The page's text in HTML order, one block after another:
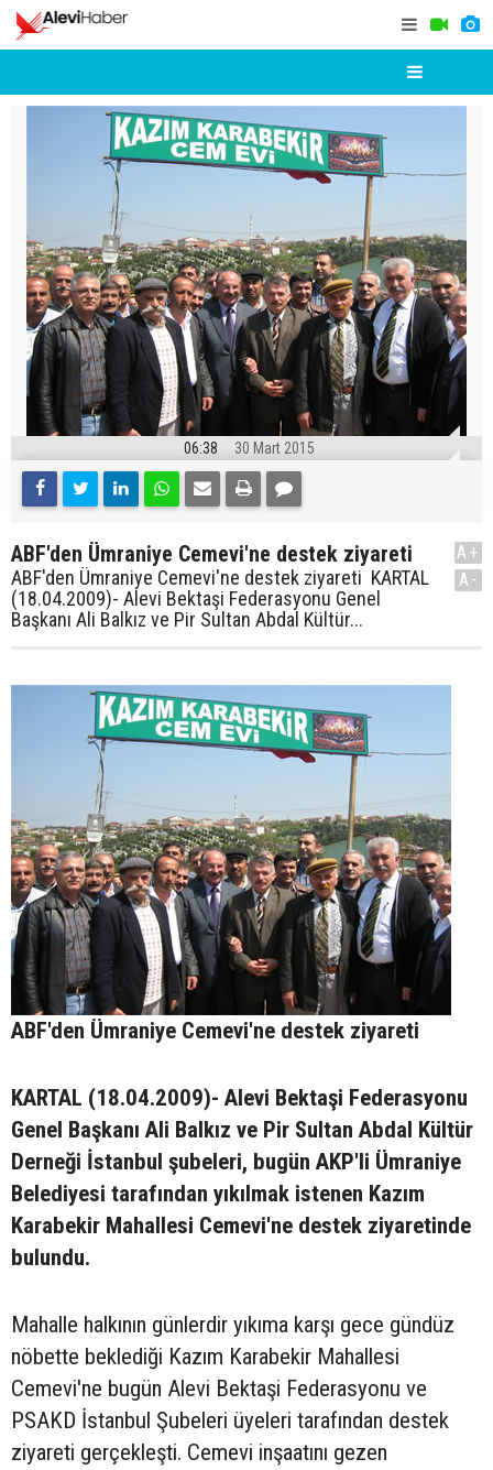
06:38 30 Mart 2015
ABF'den Ümraniye Cemevi'ne destek ziyareti
ABF'den Ümraniye Cemevi'ne destek ziyareti KARTAL
(18.04.2009)- Alevi Bektaşi Federasyonu Genel
Başkanı Ali Balkız ve Pir Sultan Abdal Kültür...
A+
A-
ABF'den Ümraniye Cemevi'ne destek ziyareti
KARTAL (18.04.2009)- Alevi Bektaşi Federasyonu
Genel Başkanı Ali Balkız ve Pir Sultan Abdal Kültür
Derneği İstanbul şubeleri, bugün AKP'li Ümraniye
Belediyesi tarafından yıkılmak istenen Kazım
Karabekir Mahallesi Cemevi'ne destek ziyaretinde
bulundu.
Mahalle halkının günlerdir yıkıma karşı gece gündüz
nöbette beklediği Kazım Karabekir Mahallesi
Cemevi'ne bugün Alevi Bektaşi Federasyonu ve
PSAKD İstanbul Şubeleri üyeleri tarafından destek
ziyareti gerçekleşti. Cemevi inşaatını gezen